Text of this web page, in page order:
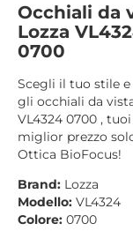
Occhiali da
Lozza
0700
Scegli il tuo stile e
gli occhiali da
VL4324 0700 , tuoi
miglior prezzo
Ottica BioFocus!
Brand: Lozza
Modello: VL4324
Colore: 0700